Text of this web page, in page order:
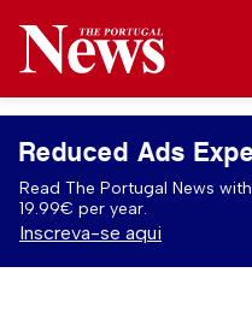
Reduced Ads
Read The Portugal News
19.99€ per year.
Inscreva-se aqui